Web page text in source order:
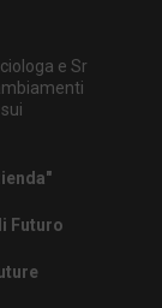
e Sr
Futuro